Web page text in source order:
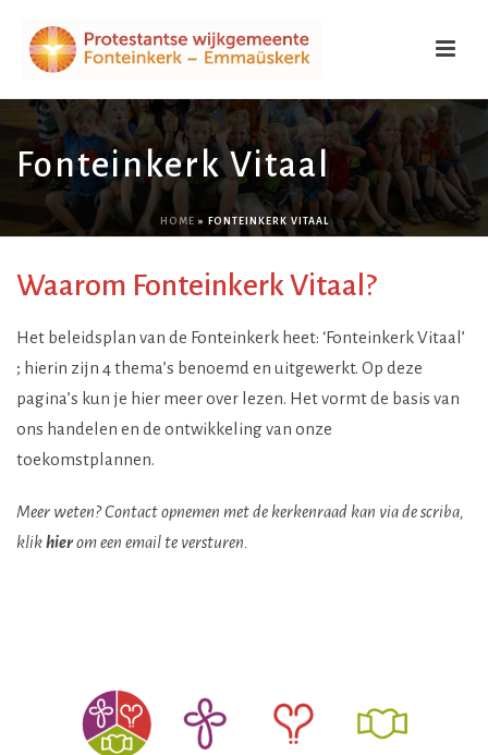
Fonteinkerk Vitaal
HOME » FONTEINKERK VITAAL
Waarom Fonteinkerk Vitaal?
Het beleidsplan van de Fonteinkerk heet: ‘Fonteinkerk Vitaal’
; hierin zijn 4 thema’s benoemd en uitgewerkt. Op deze
pagina’s kun je hier meer over lezen. Het vormt de basis van
ons handelen en de ontwikkeling van onze
toekomstplannen.
Meer weten? Contact opnemen met de kerkenraad kan via de scriba,
klikhierom een email te versturen.